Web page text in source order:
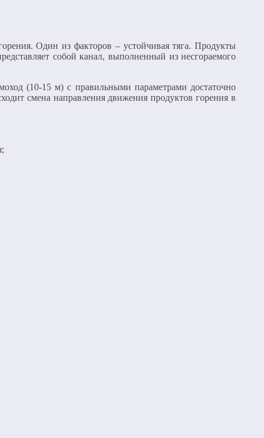
Один из факторов – устойчивая тяга. Продукты
собой канал, выполненный из несгораемого
(10-15 м) с правильными параметрами достаточно
смена направления движения продуктов горения в